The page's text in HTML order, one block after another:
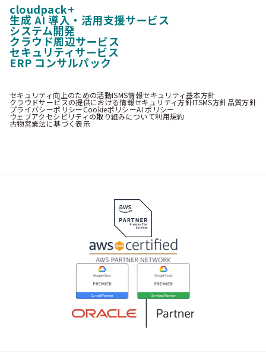
cloudpack+
生成 AI 導入・活用支援サービス
システム開発
クラウド周辺サービス
セキュリティサービス
ERP コンサルパック
セキュリティ向上のための活動ISMS情報セキュリティ基本方針
クラウドサービスの提供における情報セキュリティ方針ITSMS方針品質方針
プライバシーポリシーCookieポリシーAI ポリシー
ウェブアクセシビリティの取り組みについて利用規約
古物営業法に基づく表示